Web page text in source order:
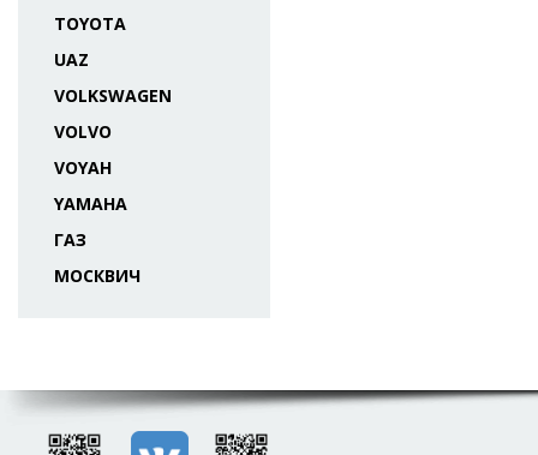
TOYOTA
UAZ
VOLKSWAGEN
VOLVO
VOYAH
YAMAHA
ГАЗ
МОСКВИЧ